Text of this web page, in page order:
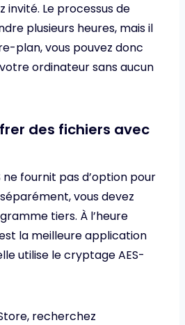
invité. Le processus de
plusieurs heures, mais il
plan, vous pouvez donc
ordinateur sans aucun
des fichiers avec
ne fournit pas d’option pour
vous devez
tiers. À l’heure
la meilleure application
utilise le cryptage AES-
recherchez